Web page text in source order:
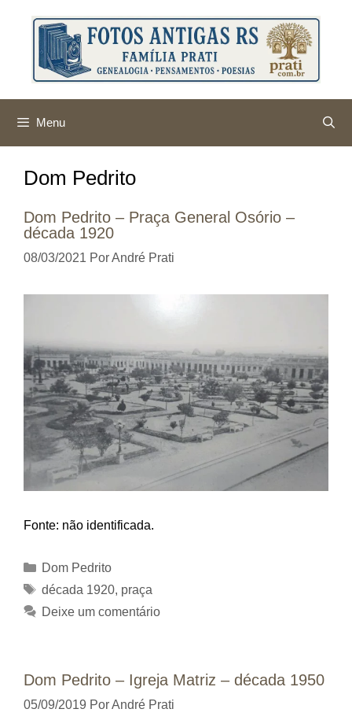
conteúdo
Menu
Dom Pedrito
Dom Pedrito – Praça General Osório –
década 1920
08/03/2021 PorAndré Prati
Fonte: não identificada.
Categorias
Dom Pedrito
Tags
década 1920, praça
Deixe um comentário
Dom Pedrito – Igreja Matriz – década 1950
05/09/2019 PorAndré Prati